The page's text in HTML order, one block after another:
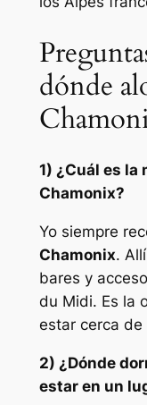
dónde
1) ¿Cuál es la
Chamonix?
Yo siempre
Chamonix.
bares y
du Midi. Es la
estar cerca de
2) ¿Dónde
estar en un